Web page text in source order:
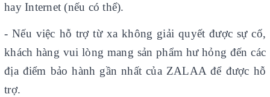
hay Internet (nếu có thể).
- Nếu việc hỗ trợ từ xa không giải quyết được sự cố,
khách hàng vui lòng mang sản phẩm hư hỏng đến các
địa điểm bảo hành gần nhất của ZALAA để được hỗ
trợ.